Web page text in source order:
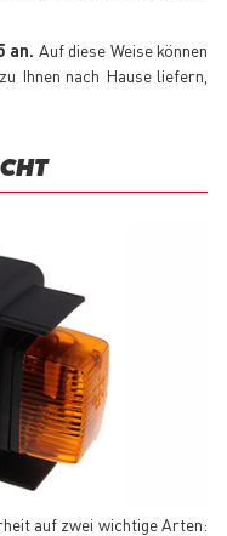
Auf diese Weise können
Ihnen nach Hause liefern,
auf zwei wichtige Arten: